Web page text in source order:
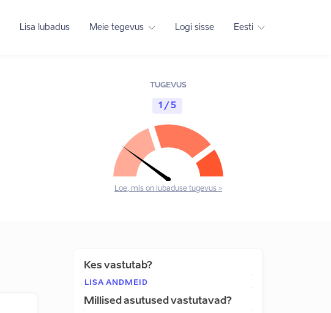
Lisa lubadus Meie tegevus Logi sisse Eesti
TUGEVUS
1 / 5
Loe, mis on lubaduse tugevus >
Kes vastutab?
LISA ANDMEID
Millised asutused vastutavad?